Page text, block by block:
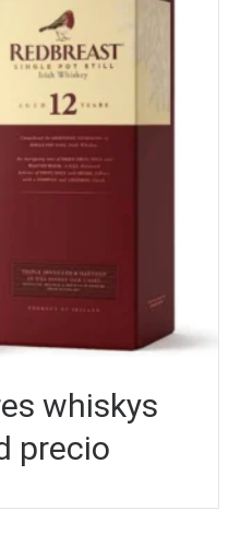
whiskys
precio